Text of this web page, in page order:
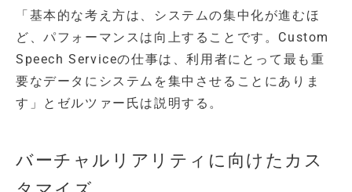
「基本的な考え方は、システムの集中化が進むほ
ど、パフォーマンスは向上することです。Custom
Speech Serviceの仕事は、利用者にとって最も重
要なデータにシステムを集中させることにありま
す」とゼルツァー氏は説明する。
バーチャルリアリティに向けたカス